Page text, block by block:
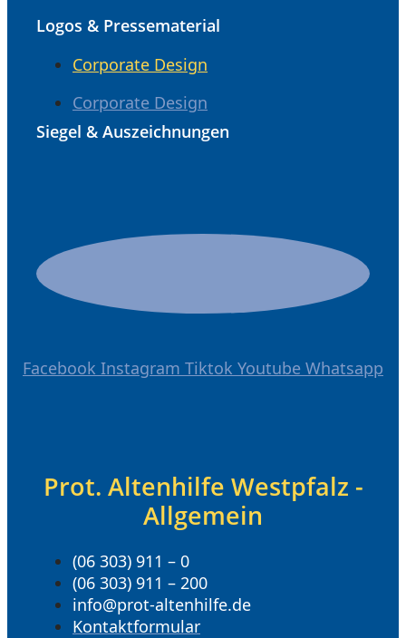
Logos & Pressematerial
Corporate Design
Corporate Design
Siegel & Auszeichnungen
Facebook Instagram Tiktok Youtube Whatsapp
Prot. Altenhilfe Westpfalz -
Allgemein
(06 303) 911 – 0
(06 303) 911 – 200
info@prot-altenhilfe.de
Kontaktformular